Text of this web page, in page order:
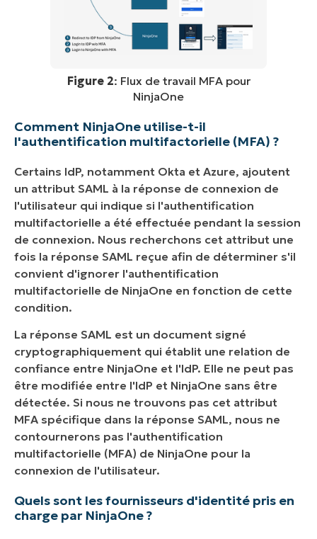
Figure 2: Flux de travail MFA pour
NinjaOne
Comment NinjaOne utilise-t-il
l'authentification multifactorielle (MFA) ?
Certains IdP, notamment Okta et Azure, ajoutent
un attribut SAML à la réponse de connexion de
l'utilisateur qui indique si l'authentification
multifactorielle a été effectuée pendant la session
de connexion. Nous recherchons cet attribut une
fois la réponse SAML reçue afin de déterminer s'il
convient d'ignorer l'authentification
multifactorielle de NinjaOne en fonction de cette
condition.
La réponse SAML est un document signé
cryptographiquement qui établit une relation de
confiance entre NinjaOne et l'IdP. Elle ne peut pas
être modifiée entre l'IdP et NinjaOne sans être
détectée. Si nous ne trouvons pas cet attribut
MFA spécifique dans la réponse SAML, nous ne
contournerons pas l'authentification
multifactorielle (MFA) de NinjaOne pour la
connexion de l'utilisateur.
Quels sont les fournisseurs d'identité pris en
charge par NinjaOne ?